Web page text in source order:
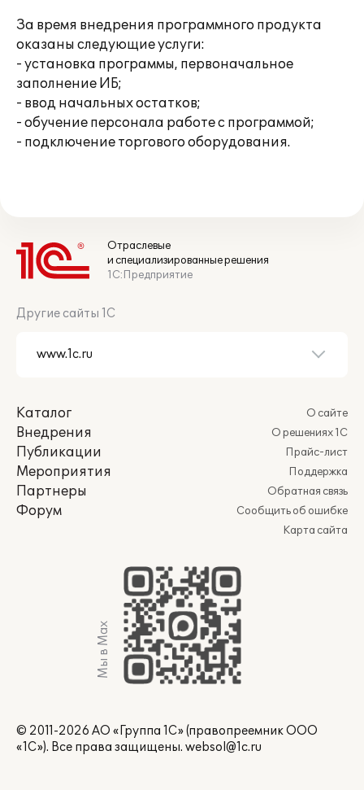
За время внедрения программного продукта
оказаны следующие услуги:
- установка программы, первоначальное
заполнение ИБ;
- ввод начальных остатков;
- обучение персонала работе с программой;
- подключение торгового оборудования.
Отраслевые
и специализированные решения
1С:Предприятие
Другие сайты 1С
Каталог
Внедрения
Публикации
Мероприятия
Партнеры
Форум
О сайте
О решениях 1С
Прайс-лист
Поддержка
Обратная связь
Сообщить об ошибке
Карта сайта
Мы в Max
© 2011-2026 АО «Группа 1С» (правопреемник ООО
«1С»). Все права защищены. websol@1c.ru